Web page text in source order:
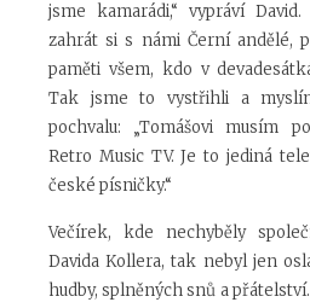
jsme kamarádi,“ vypráví
zahrát si s námi Černí andělé,
paměti všem, kdo v
Tak jsme to vystřihli a
pochvalu: „Tomášovi musím
Retro Music TV. Je to jediná
české písničky.“
Večírek, kde nechyběly
Davida Kollera, tak nebyl jen
hudby, splněných snů a